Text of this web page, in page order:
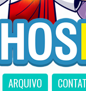
ARQUIVO